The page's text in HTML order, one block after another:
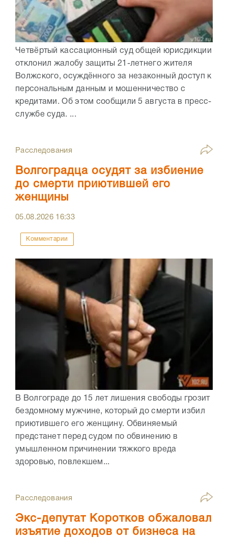
Четвёртый кассационный суд общей юрисдикции
отклонил жалобу защиты 21-летнего жителя
Волжского, осуждённого за незаконный доступ к
персональным данным и мошенничество с
кредитами. Об этом сообщили 5 августа в пресс-
службе суда. ...
Расследования
Волгоградца осудят за избиение
до смерти приютившей его
женщины
05.08.2026 16:33
Комментарии
В Волгограде до 15 лет лишения свободы грозит
бездомному мужчине, который до смерти избил
приютившего его женщину. Обвиняемый
предстанет перед судом по обвинению в
умышленном причинении тяжкого вреда
здоровью, повлекшем...
Расследования
Экс-депутат Коротков обжаловал
изъятие доходов от бизнеса на